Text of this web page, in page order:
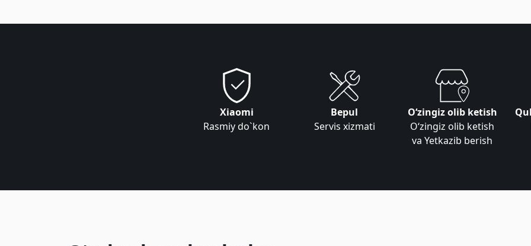
Xiaomi
Rasmiy do`kon
Bepul
Servis xizmati
Oʻzingiz olib ketish
Oʻzingiz olib ketish
va Yetkazib berish